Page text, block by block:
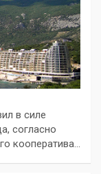
в силе
согласно
кооператива…